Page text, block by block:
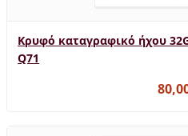
Κρυφό καταγραφικό ήχου
Q71